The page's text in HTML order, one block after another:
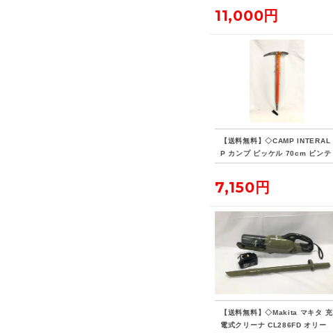
ル 2本
11,000円
【送料無料】◇CAMP INTERAL
P カンプ ピッケル 70cm ビンテ
ージ
7,150円
【送料無料】◇Makita マキタ 充
電式クリーナ CL286FD オリー